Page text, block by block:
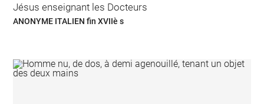
Jésus enseignant les Docteurs
ANONYME ITALIEN fin XVIIè s